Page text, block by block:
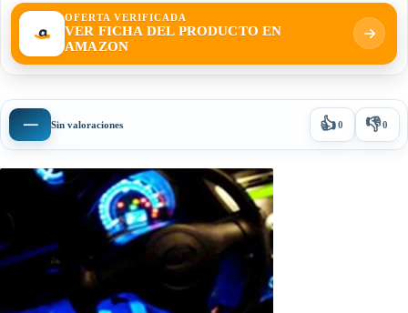
OFERTA VERIFICADA
VER FICHA DEL PRODUCTO EN
AMAZON
— Sin valoraciones 👍0 👎0